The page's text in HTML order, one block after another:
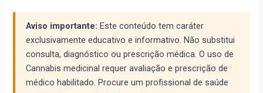
Aviso importante: Este conteúdo tem caráter
exclusivamente educativo e informativo. Não substitui
consulta, diagnóstico ou prescrição médica. O uso de
Cannabis medicinal requer avaliação e prescrição de
médico habilitado. Procure um profissional de saúde